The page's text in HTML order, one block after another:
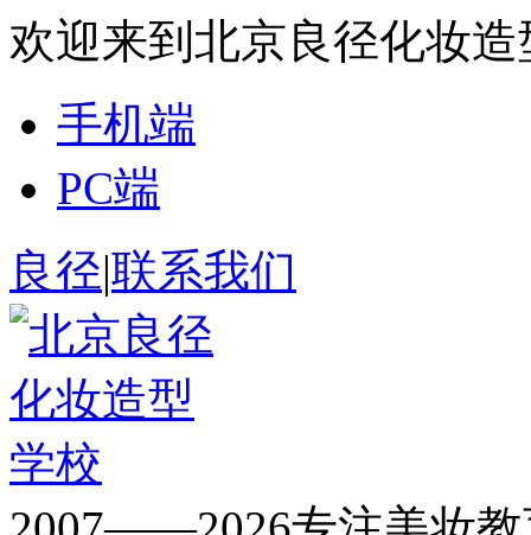
欢迎来到北京良径化妆
手机端
PC端
良径|联系我们